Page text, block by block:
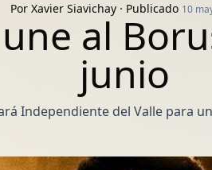
Por Xavier Siavichay· Publicado 10
al
junio
Independiente del Valle para